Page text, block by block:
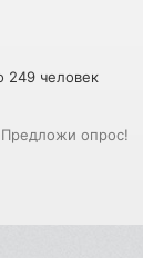
249 человек
Предложи опрос!